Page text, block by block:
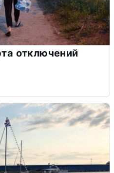
отключений